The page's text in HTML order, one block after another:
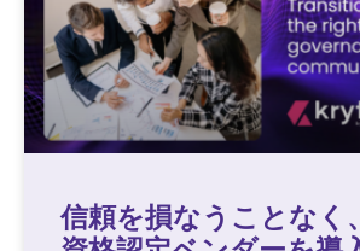
信頼を損なうことなく